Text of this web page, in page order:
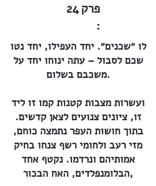
24פרק
:
לו ״שכנים״. יחד העפילו, יחד נטו
שכם לסבול – עתה ינוחו יחד על
משכבם בשלום.
ועשרות מצבות קטנות קמו זו ליד
זו, ציונים צנועים לצאן קדשים.
בתוך חושות העפר נתמצה כוחם,
מזי רעב ולחומי רשף צנחו בחיק
אמותיהם ונרדמו. נקטף אחד
הבלומנפלדים, האח הבכור,